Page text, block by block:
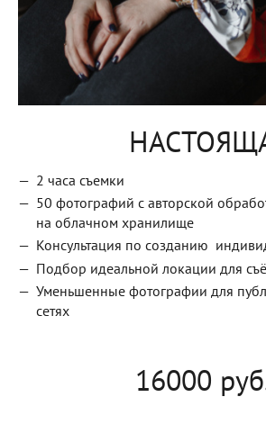
2 часа съемки
50 фотографий с авторской
на облачном хранилище
Консультация по созданию
Подбор идеальной локации для
Уменьшенные фотографии для
сетях
16000